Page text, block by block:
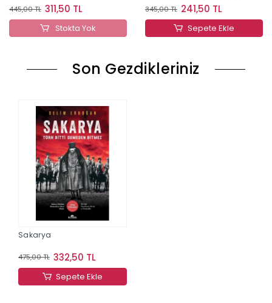
445,00 TL 311,50 TL
Stokta Yok
Anıları
345,00 TL 241,50 TL
Sepete Ekle
Son Gezdikleriniz
Sakarya
475,00 TL 332,50 TL
Sepete Ekle